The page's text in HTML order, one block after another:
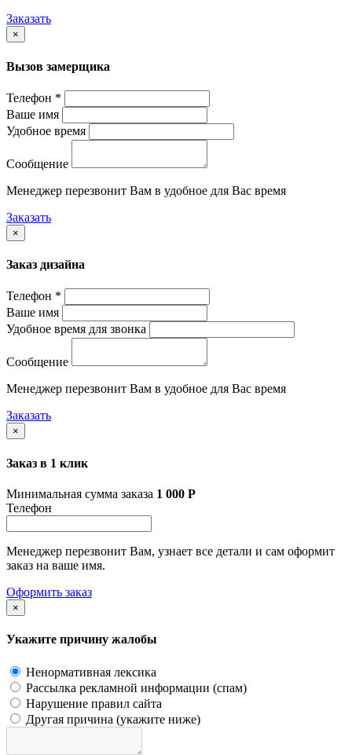
Заказать
×
Вызов замерщика
Телефон *
Ваше имя
Удобное время
Сообщение
Менеджер перезвонит Вам в удобное для Вас время
Заказать
×
Заказ дизайна
Телефон *
Ваше имя
Удобное время для звонка
Сообщение
Менеджер перезвонит Вам в удобное для Вас время
Заказать
×
Заказ в 1 клик
Минимальная сумма заказа 1 000 Р
Телефон
Менеджер перезвонит Вам, узнает все детали и сам оформит
заказ на ваше имя.
Оформить заказ
×
Укажите причину жалобы
Ненормативная лексика
Рассылка рекламной информации (спам)
Нарушение правил сайта
Другая причина (укажите ниже)